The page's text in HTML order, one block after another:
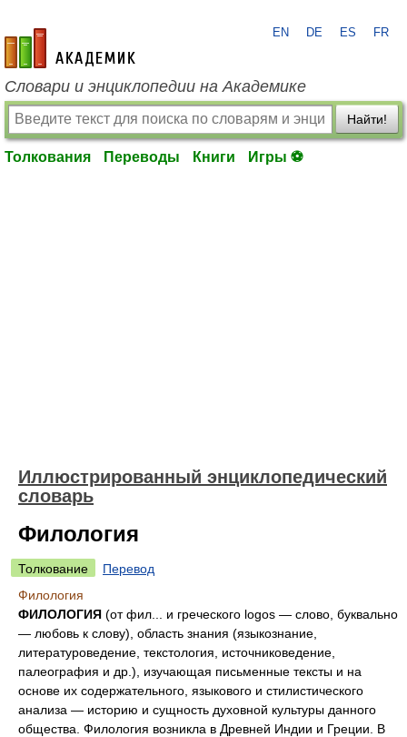
academic.ru
EN DE ES FR
Словари и энциклопедии на Академике
Найти!
Толкования Переводы Книги Игры ⚽
Иллюстрированный энциклопедический
словарь
Филология
Толкование
Перевод
Филология
ФИЛОЛОГИЯ (от фил... и греческого logos — слово, буквально
— любовь к слову), область знания (языкознание,
литературоведение, текстология, источниковедение,
палеография и др.), изучающая письменные тексты и на
основе их содержательного, языкового и стилистического
анализа — историю и сущность духовной культуры данного
общества. Филология возникла в Древней Индии и Греции. В